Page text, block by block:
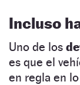
Incluso
Uno de los
es que el
en regla en